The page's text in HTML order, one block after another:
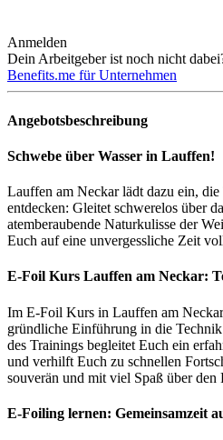
Anmelden
Dein Arbeitgeber ist noch nicht
Benefits.me für Unternehmen
Angebotsbeschreibung
Schwebe über Wasser in Lauffen!
Lauffen am Neckar lädt dazu ein,
entdecken: Gleitet schwerelos über
atemberaubende Naturkulisse der
Euch auf eine unvergessliche Zeit
E-Foil Kurs Lauffen am Neckar:
Im E-Foil Kurs in Lauffen am
gründliche Einführung in die
des Trainings begleitet Euch ein
und verhilft Euch zu schnellen
souverän und mit viel Spaß über den
E-Foiling lernen: Gemeinsamzeit